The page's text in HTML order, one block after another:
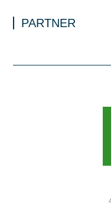
PARTNER